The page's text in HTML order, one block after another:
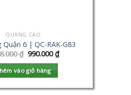
QUẢNG CÁO
6 | QC-RAK-G83
₫ 990.000₫
vào giỏ hàng